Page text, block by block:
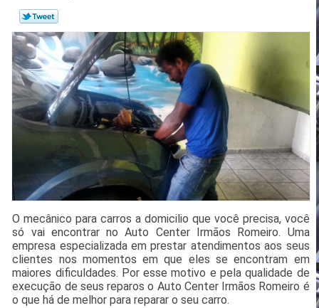
O mecânico para carros a domicilio que você precisa, você
só vai encontrar no Auto Center Irmãos Romeiro. Uma
empresa especializada em prestar atendimentos aos seus
clientes nos momentos em que eles se encontram em
maiores dificuldades. Por esse motivo e pela qualidade de
execução de seus reparos o Auto Center Irmãos Romeiro é
o que há de melhor para reparar o seu carro.